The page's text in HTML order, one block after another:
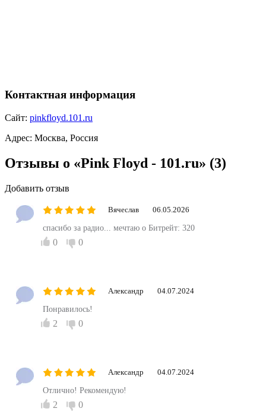
Контактная информация
Сайт: pinkfloyd.101.ru
Адрес: Москва, Россия
Отзывы о «Pink Floyd - 101.ru» (3)
Добавить отзыв
Вячеслав 06.05.2026
спасибо за радио... мечтаю о Битрейт: 320
0 0
Александр 04.07.2024
Понравилось!
2 0
Александр 04.07.2024
Отлично! Рекомендую!
2 0